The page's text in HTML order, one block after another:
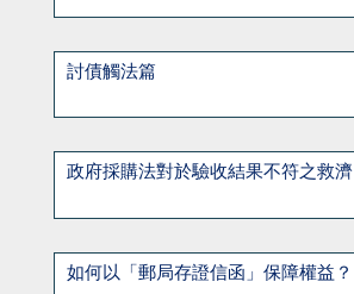
討債觸法篇
政府採購法對於驗收結果不符之救濟
如何以「郵局存證信函」保障權益？